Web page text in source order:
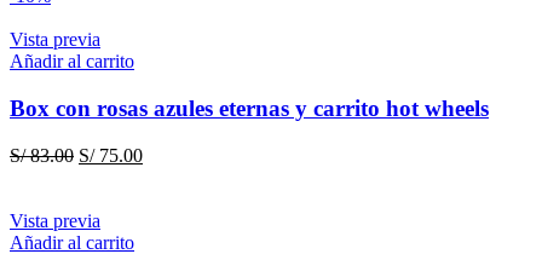
Vista previa
Añadir al carrito
Box con rosas azules eternas y carrito hot wheels
S/83.00 El
era:
S/ 83.00.
S/75.00El
Vista previa
Añadir al carrito